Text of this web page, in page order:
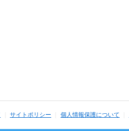
サイトポリシー 個人情報保護について